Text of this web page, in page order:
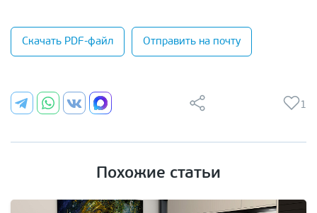
Скачать PDF-файл Отправить на почту
1
Похожие статьи